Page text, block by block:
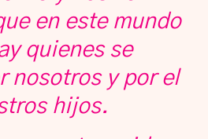
en este mundo
quienes se
nosotros y por el
hijos.